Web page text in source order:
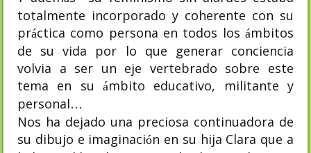
totalmente incorporado y coherente con su
práctica como persona en todos los ámbitos
de su vida por lo que generar conciencia
volvia a ser un eje vertebrado sobre este
tema en su ámbito educativo, militante y
personal…
Nos ha dejado una preciosa continuadora de
su dibujo e imaginación en su hija Clara que a